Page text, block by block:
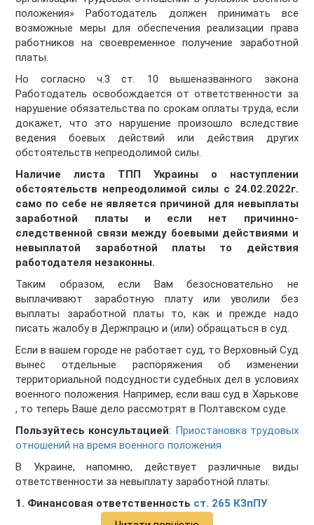
положения» Работодатель должен принимать все
возможные меры для обеспечения реализации права
работников на своевременное получение заработной
платы.
Но согласно ч.3 ст. 10 вышеназванного закона
Работодатель освобождается от ответственности за
нарушение обязательства по срокам оплаты труда, если
докажет, что это нарушение произошло вследствие
ведения боевых действий или действия других
обстоятельств непреодолимой силы.
Наличие листа ТПП Украины о наступлении
обстоятельств непреодолимой силы с 24.02.2022г.
само по себе не является причиной для невыплаты
заработной платы и если нет причинно-
следственной связи между боевыми действиями и
невыплатой заработной платы то действия
работодателя незаконны.
Таким образом, если Вам безосновательно не
выплачивают заработную плату или уволили без
выплаты заработной платы то, как и прежде надо
писать жалобу в Держпрацю и (или) обращаться в суд.
Если в вашем городе не работает суд, то Верховный Суд
вынес отдельные распоряжения об изменении
территориальной подсудности судебных дел в условиях
военного положения. Например, если ваш суд в Харькове
, то теперь Ваше дело рассмотрят в Полтавском суде.
Пользуйтесь консультацией: Приостановка трудовых
отношений на время военного положения
В Украине, напомню, действует различные виды
ответственности за невыплату заработной платы:
1. Финансовая ответственность ст. 265 КЗпПУ